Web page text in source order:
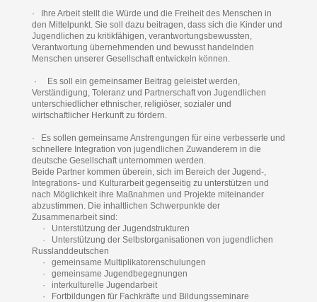
· Ihre Arbeit stellt die Würde und die Freiheit des Menschen in
den Mittelpunkt. Sie soll dazu beitragen, dass sich die Kinder und
Jugendlichen zu kritikfähigen, verantwortungsbewussten,
Verantwortung übernehmenden und bewusst handelnden
Menschen unserer Gesellschaft entwickeln können.
· Es soll ein gemeinsamer Beitrag geleistet werden,
Verständigung, Toleranz und Partnerschaft von Jugendlichen
unterschiedlicher ethnischer, religiöser, sozialer und
wirtschaftlicher Herkunft zu fördern.
· Es sollen gemeinsame Anstrengungen für eine verbesserte und
schnellere Integration von jugendlichen Zuwanderern in die
deutsche Gesellschaft unternommen werden.
Beide Partner kommen überein, sich im Bereich der Jugend-,
Integrations- und Kulturarbeit gegenseitig zu unterstützen und
nach Möglichkeit ihre Maßnahmen und Projekte miteinander
abzustimmen. Die inhaltlichen Schwerpunkte der
Zusammenarbeit sind:
· Unterstützung der Jugendstrukturen
· Unterstützung der Selbstorganisationen von jugendlichen
Russlanddeutschen
· gemeinsame Multiplikatorenschulungen
· gemeinsame Jugendbegegnungen
· interkulturelle Jugendarbeit
· Fortbildungen für Fachkräfte und Bildungsseminare